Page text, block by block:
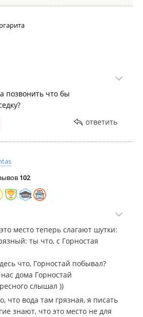
позвонить что бы
ответить
102
место теперь слагают шутки:
ты что, с Горностая
что, Горностай побывал?
дома Горностай
слышал ))
что вода там грязная, я писать
знают, что это место не для